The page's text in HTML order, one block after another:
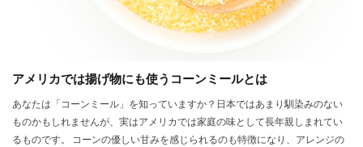
アメリカでは揚げ物にも使うコーンミールとは
あなたは「コーンミール」を知っていますか？日本ではあまり馴染みのない
ものかもしれませんが、実はアメリカでは家庭の味として長年親しまれてい
るものです。 コーンの優しい甘みを感じられるのも特徴になり、アレンジの